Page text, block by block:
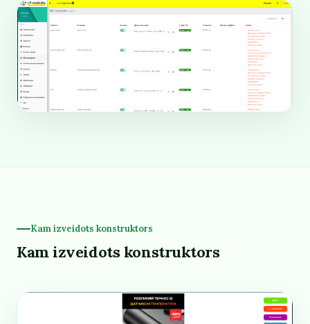
Kam izveidots konstruktors
Kam izveidots konstruktors